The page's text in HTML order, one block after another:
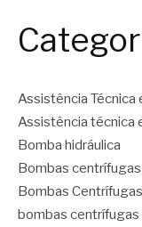
Assistência Técnica
Assistência técnica
Bomba hidráulica
Bombas centrífugas
Bombas
bombas centrífugas